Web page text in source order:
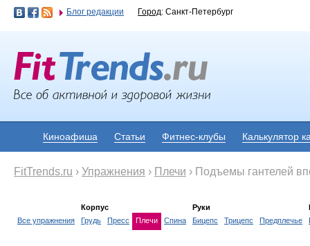
Блог редакции Город: Санкт-Петербург
Киноафиша Статьи Фитнес-клубы Калькулятор
FitTrends.ru › Упражнения › Плечи › Подъемы гантелей
Все упражнения
Корпус
Грудь
Пресс Плечи Спина
Руки
Бицепс
Трицепс Предплечье